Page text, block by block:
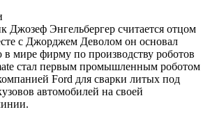
Джозеф Энгельбергер считается отцом
с Джорджем Деволом он основал
мире фирму по производству роботов
стал первым промышленным роботом
Ford для сварки литых под
автомобилей на своей